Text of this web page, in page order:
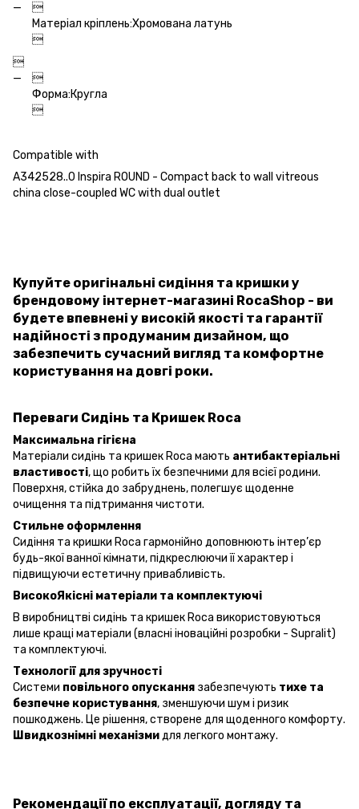

Матеріал кріплень:Хромована латунь



Форма:Кругла

Compatible with
A342528..0 Inspira ROUND - Compact back to wall vitreous
china close-coupled WC with dual outlet
Купуйте оригінальні сидіння та кришки у
брендовому інтернет-магазині RocaShop - ви
будете впевнені у високій якості та гарантії
надійності з продуманим дизайном, що
забезпечить сучасний вигляд та комфортне
користування на довгі роки.
Переваги Сидінь та Кришек Roca
Максимальна гігієна
Матеріали сидінь та кришек Roca мають антибактеріальні
властивості, що робить їх безпечними для всієї родини.
Поверхня, стійка до забруднень, полегшує щоденне
очищення та підтримання чистоти.
Стильне оформлення
Cидіння та кришки Roca гармонійно доповнюють інтер’єр
будь-якої ванної кімнати, підкреслюючи її характер і
підвищуючи естетичну привабливість.
ВисокоЯкісні матеріали та комплектуючі
В виробництві сидінь та кришек Roca використовуються
лише кращі матеріали (власні іноваційні розробки - Supralit)
та комплектуючі.
Технології для зручності
Системи повільного опускання забезпечують тихе та
безпечне користування, зменшуючи шум і ризик
пошкоджень. Це рішення, створене для щоденного комфорту.
Швидкознімні механізмидля легкого монтажу.
Рекомендації по експлуатації, догляду та